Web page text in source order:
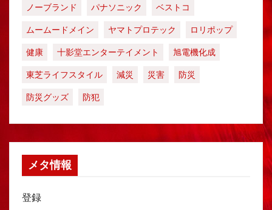
ノーブランド
パナソニック
ベストコ
ムームードメイン
ヤマトプロテック
ロリポップ
健康
十影堂エンターテイメント
旭電機化成
東芝ライフスタイル
減災 災害
防災
防災グッズ
防犯
メタ情報
登録